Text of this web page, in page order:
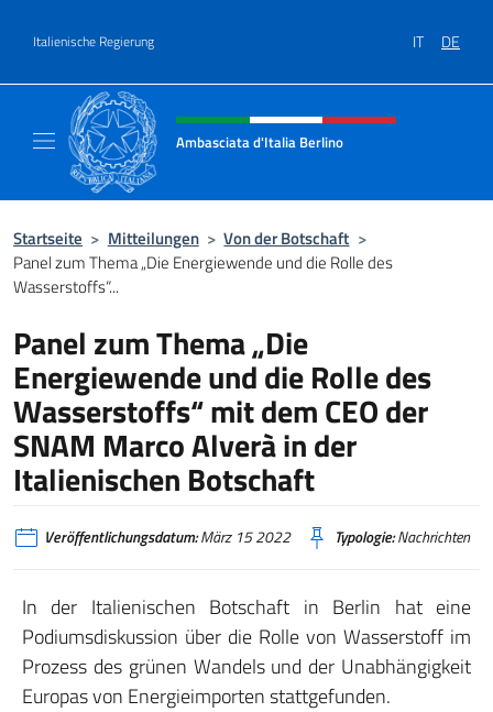
Italienische Regierung IT DE
Header-Site, Social und Menü
Ambasciata d'Italia Berlino
Startseite > Mitteilungen > Von der Botschaft >
Panel zum Thema „Die Energiewende und die Rolle des
Wasserstoffs“...
Panel zum Thema „Die
Energiewende und die Rolle des
Wasserstoffs“ mit dem CEO der
SNAM Marco Alverà in der
Italienischen Botschaft
Veröffentlichungsdatum:März 15 2022 Typologie:Nachrichten
In der Italienischen Botschaft in Berlin hat eine
Podiumsdiskussion über die Rolle von Wasserstoff im
Prozess des grünen Wandels und der Unabhängigkeit
Europas von Energieimporten stattgefunden.